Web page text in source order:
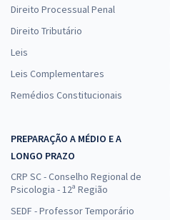
Direito Processual Penal
Direito Tributário
Leis
Leis Complementares
Remédios Constitucionais
PREPARAÇÃO A MÉDIO E A
LONGO PRAZO
CRP SC - Conselho Regional de
Psicologia - 12ª Região
SEDF - Professor Temporário